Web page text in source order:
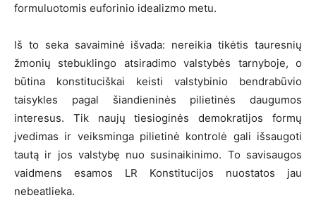
formuluotomis euforinio idealizmo metu.
Iš to seka savaiminė išvada: nereikia tikėtis tauresnių
žmonių stebuklingo atsiradimo valstybės tarnyboje, o
būtina konstituciškai keisti valstybinio bendrabūvio
taisykles pagal šiandieninės pilietinės daugumos
interesus. Tik naujų tiesioginės demokratijos formų
įvedimas ir veiksminga pilietinė kontrolė gali išsaugoti
tautą ir jos valstybę nuo susinaikinimo. To savisaugos
vaidmens esamos LR Konstitucijos nuostatos jau
nebeatlieka.